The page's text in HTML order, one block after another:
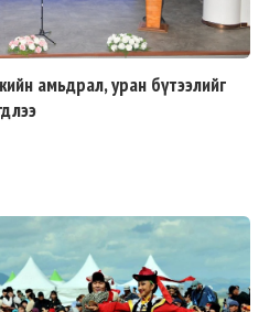
амьдрал, уран бүтээлийг